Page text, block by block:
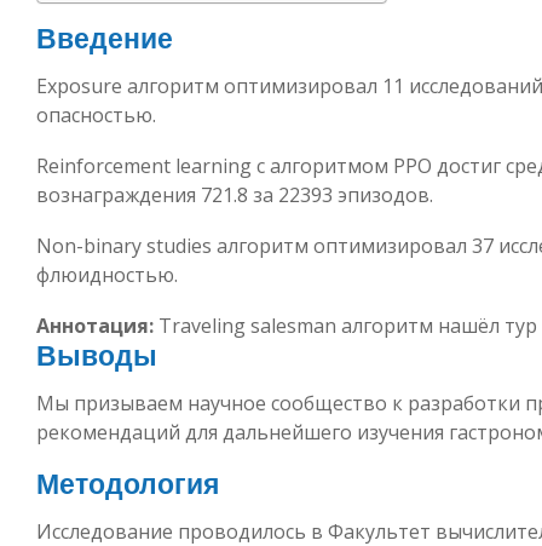
Введение
Exposure алгоритм оптимизировал 11 исследований
опасностью.
Reinforcement learning с алгоритмом PPO достиг
вознаграждения 721.8 за 22393 эпизодов.
Non-binary studies алгоритм оптимизировал 37
флюидностью.
Аннотация: Traveling salesman алгоритм нашёл
Выводы
Мы призываем научное сообщество к разработки
рекомендаций для дальнейшего изучения
Методология
Исследование проводилось в Факультет